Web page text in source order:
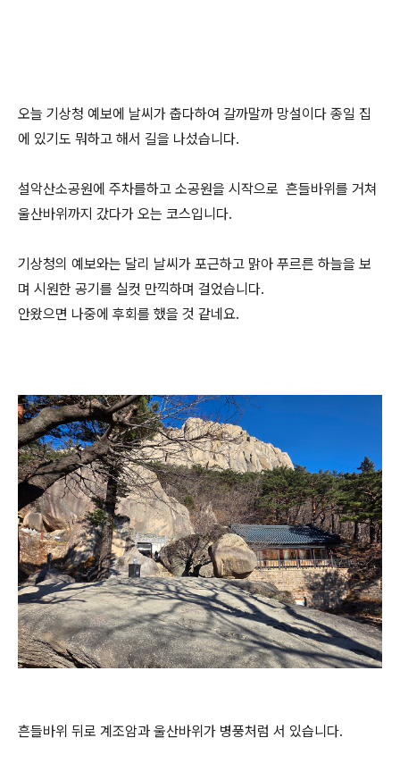
오늘 기상청 예보에 날씨가 춥다하여 갈까말까 망설이다 종일 집
에 있기도 뭐하고 해서 길을 나섰습니다.
설악산소공원에 주차를하고 소공원을 시작으로 흔들바위를 거쳐
울산바위까지 갔다가 오는 코스입니다.
기상청의 예보와는 달리 날씨가 포근하고 맑아 푸르른 하늘을 보
며 시원한 공기를 실컷 만끽하며 걸었습니다.
안왔으면 나중에 후회를 했을 것 같네요.
흔들바위 뒤로 계조암과 울산바위가 병풍처럼 서 있습니다.